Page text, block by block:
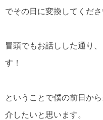
でその日に変換してくださ
冒頭でもお話しした通り
す！
ということで僕の前日か
介したいと思います。